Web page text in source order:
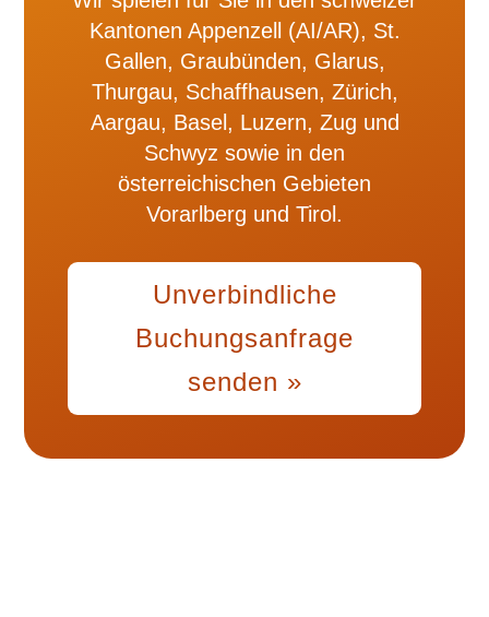
Kantonen Appenzell (AI/AR), St.
Gallen, Graubünden, Glarus,
Thurgau, Schaffhausen, Zürich,
Aargau, Basel, Luzern, Zug und
Schwyz sowie in den
österreichischen Gebieten
Vorarlberg und Tirol.
Unverbindliche
Buchungsanfrage
senden »